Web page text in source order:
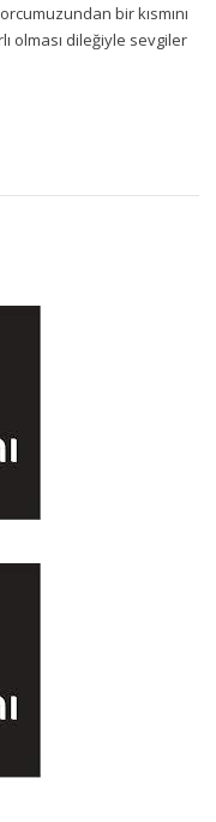
bir kısmını
olması dileğiyle sevgiler